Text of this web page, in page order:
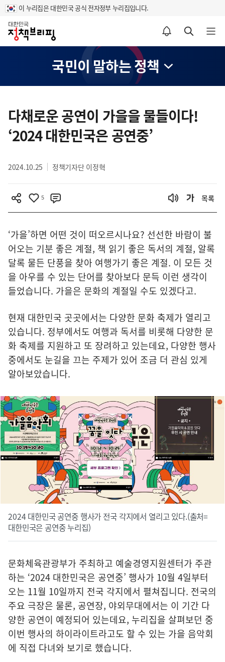
이 누리집은 대한민국 공식 전자정부 누리집입니다.
홈
알림설정 바로가기 검색 바로가기 메뉴 열기
국민이 말하는 정책
텐
츠
영
다채로운 공연이 가을을 물들이다!
‘2024 대한민국은 공연중’
2024.10.25 정책기자단 이정혁
5 목록
‘가을’하면 어떤 것이 떠오르시나요? 선선한 바람이 불
어오는 기분 좋은 계절, 책 읽기 좋은 독서의 계절, 알록
달록 물든 단풍을 찾아 여행가기 좋은 계절. 이 모든 것
을 아우를 수 있는 단어를 찾아보다 문득 이런 생각이
들었습니다. 가을은 문화의 계절일 수도 있겠다고.
현재 대한민국 곳곳에서는 다양한 문화 축제가 열리고
있습니다. 정부에서도 여행과 독서를 비롯해 다양한 문
화 축제를 지원하고 또 장려하고 있는데요, 다양한 행사
중에서도 눈길을 끄는 주제가 있어 조금 더 관심 있게
알아보았습니다.
2024 대한민국 공연중 행사가 전국 각지에서 열리고 있다.(출처=
대한민국은 공연중 누리집)
문화체육관광부가 주최하고 예술경영지원센터가 주관
하는 ‘2024 대한민국은 공연중’ 행사가 10월 4일부터
오는 11월 10일까지 전국 각지에서 펼쳐집니다. 전국의
주요 극장은 물론, 공연장, 야외무대에서는 이 기간 다
양한 공연이 예정되어 있는데요, 누리집을 살펴보던 중
이번 행사의 하이라이트라고도 할 수 있는 가을 음악회
에 직접 다녀와 보기로 했습니다.